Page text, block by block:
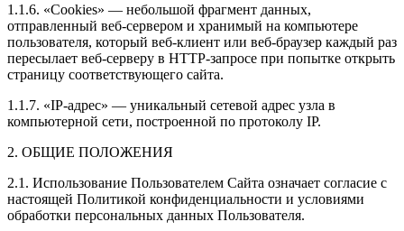
1.1.6. «Cookies» — небольшой фрагмент данных,
отправленный веб-сервером и хранимый на компьютере
пользователя, который веб-клиент или веб-браузер каждый раз
пересылает веб-серверу в HTTP-запросе при попытке открыть
страницу соответствующего сайта.
1.1.7. «IP-адрес» — уникальный сетевой адрес узла в
компьютерной сети, построенной по протоколу IP.
2. ОБЩИЕ ПОЛОЖЕНИЯ
2.1. Использование Пользователем Сайта означает согласие с
настоящей Политикой конфиденциальности и условиями
обработки персональных данных Пользователя.